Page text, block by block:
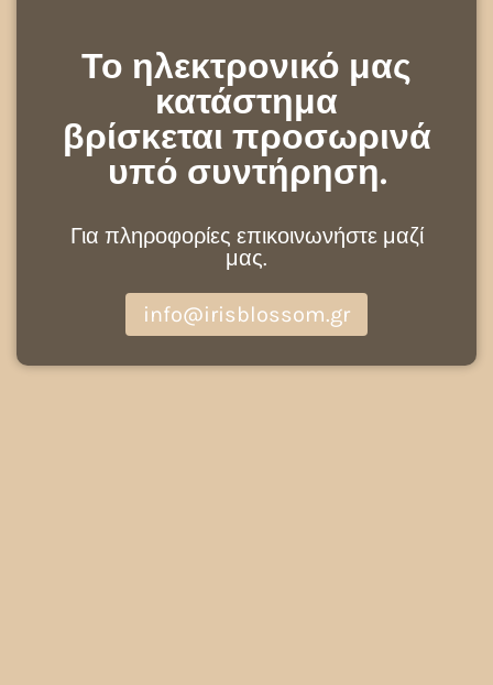
Το ηλεκτρονικό μας
κατάστημα
βρίσκεται προσωρινά
υπό συντήρηση.
Για πληροφορίες επικοινωνήστε μαζί
μας.
info@irisblossom.gr